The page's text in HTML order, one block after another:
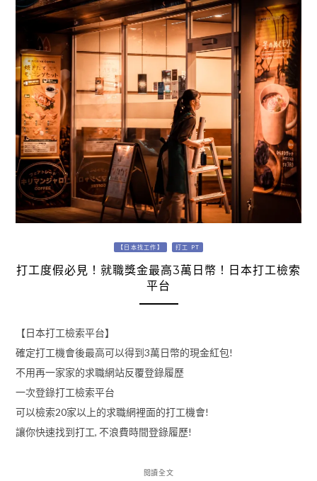
【日本找工作】 打工 PT
打工度假必見！就職獎金最高3萬日幣！日本打工檢索
平台
【日本打工檢索平台】
確定打工機會後最高可以得到3萬日幣的現金紅包!
不用再一家家的求職網站反覆登錄履歷
一次登錄打工檢索平台
可以檢索20家以上的求職網裡面的打工機會!
讓你快速找到打工, 不浪費時間登錄履歷!
閱讀全文